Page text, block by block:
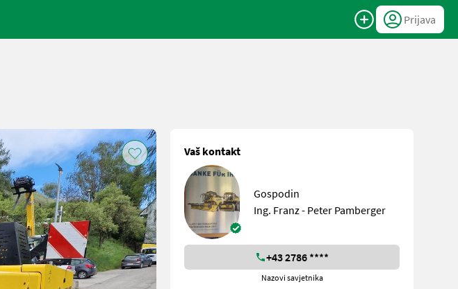
Prijava
Vaš kontakt
Gospodin
Ing. Franz - Peter Pamberger
+43 2786 ****
Nazovi savjetnika